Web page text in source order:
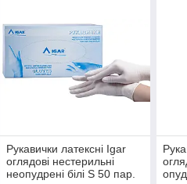
Рукавички латексні Igar
оглядові нестерильні
неопудрені білі S 50 пар.